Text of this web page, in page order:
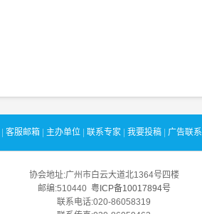
客服邮箱 主办单位 联系专家 我要投稿 广告联系
协会地址:广州市白云大道北1364号四楼
邮编:510440 粤ICP备10017894号
联系电话:020-86058319